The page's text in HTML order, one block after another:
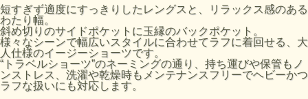
Fabric Made in USA
Assembled in Japan
サイズの目安
サイズ
ウエスト/伸
縮(cm)
股上(cm) 股下(cm) わたり幅(cm)
短すぎず適度にすっきりしたレングスと、リラックス感のある
わたり幅。
斜め切りのサイドポケットに玉縁のバックポケット。
様々なシーンで幅広いスタイルに合わせてラフに着回せる、大
人仕様のイージーショーツです。
“トラベルショーツ”のネーミングの通り、持ち運びや保管もノ
ンストレス、洗濯や乾燥時もメンテナンスフリーでヘビーかつ
ラフな扱いにも対応します。